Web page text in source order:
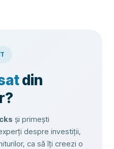
din
și primești
despre investiții,
ca să îți creezi o